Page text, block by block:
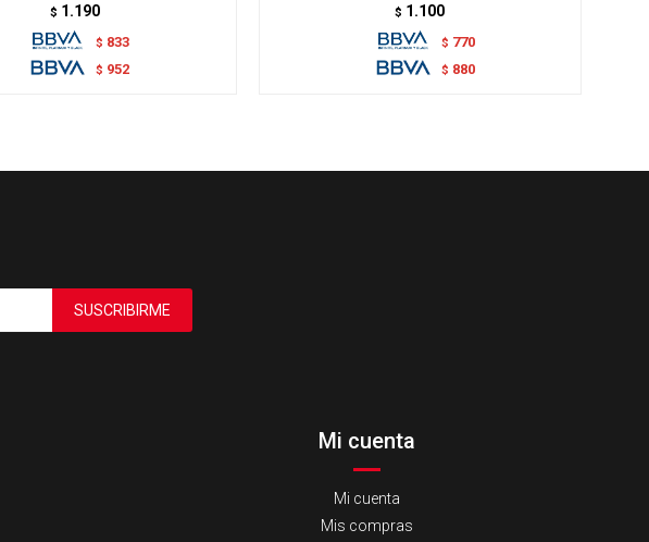
$ 1.190
$ 833
$ 952
$ 1.100
$ 770
$ 880
Mi cuenta
Mi cuenta
Mis compras
SUSCRIBIRME